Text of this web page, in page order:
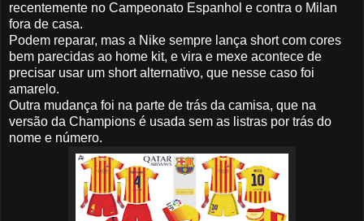
recentemente no Campeonato Espanhol e contra o Milan
fora de casa.
Podem reparar, mas a Nike sempre lança short com cores
bem parecidas ao home kit, e vira e mexe acontece de
precisar usar um short alternativo, que nesse caso foi
amarelo.
Outra mudança foi na parte de trás da camisa, que na
versão da Champions é usada sem as listras por trás do
nome e número.